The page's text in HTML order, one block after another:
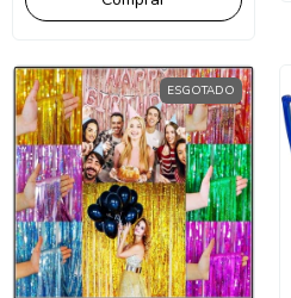
ESGOTADO